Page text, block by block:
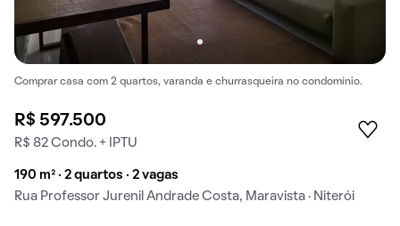
Comprar casa com 2 quartos, varanda e churrasqueira no condomínio.
R$ 597.500
R$ 82 Condo. + IPTU
190 m² · 2 quartos · 2 vagas
Rua Professor Jurenil Andrade Costa, Maravista · Niterói